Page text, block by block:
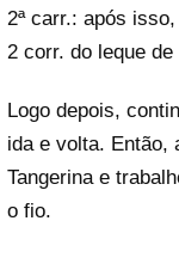
2ª carr.: após
2 corr. do leque
Logo depois,
ida e volta. Então,
Tangerina e
o fio.